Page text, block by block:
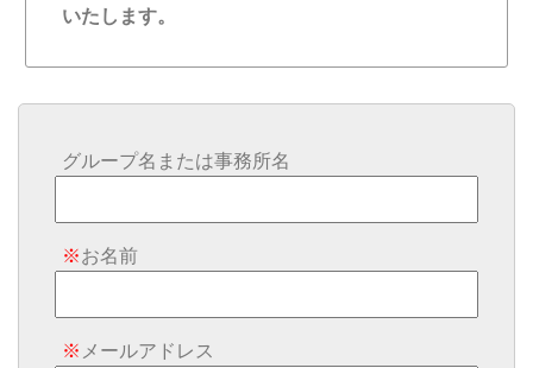
いたします。
グループ名または事務所名
※お名前
※ メールアドレス